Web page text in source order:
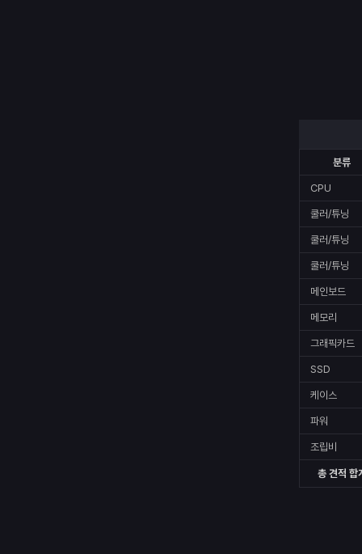
분류
CPU
쿨러/튜닝
쿨러/튜닝
쿨러/튜닝
메인보드
메모리
그래픽카드
SSD
케이스
파워
조립비
총 견적 합